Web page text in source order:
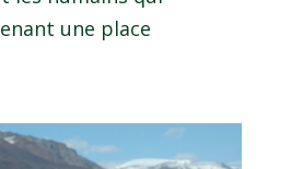
une place